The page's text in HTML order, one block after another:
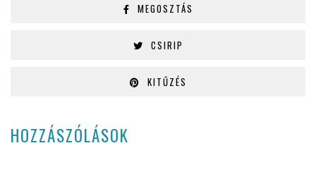
MEGOSZTÁS
CSIRIP
KITŰZÉS
HOZZÁSZÓLÁSOK